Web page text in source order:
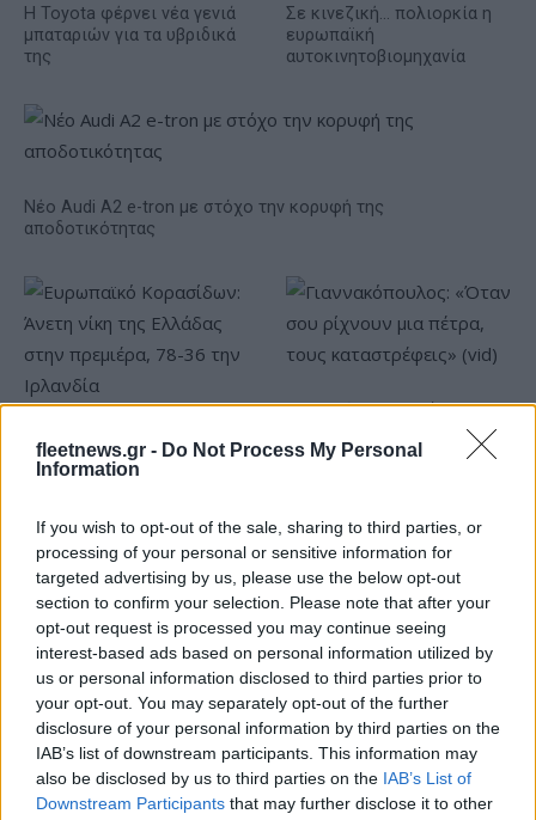
fleetnews.gr - Do Not Process My Personal
Information
If you wish to opt-out of the sale, sharing to third parties, or
processing of your personal or sensitive information for
targeted advertising by us, please use the below opt-out
section to confirm your selection. Please note that after your
opt-out request is processed you may continue seeing
interest-based ads based on personal information utilized by
us or personal information disclosed to third parties prior to
your opt-out. You may separately opt-out of the further
disclosure of your personal information by third parties on the
IAB’s list of downstream participants. This information may
also be disclosed by us to third parties on the IAB’s List of
Downstream Participants that may further disclose it to other
Η Toyota φέρνει νέα γενιά
μπαταριών για τα υβριδικά
της
Σε κινεζική… πολιορκία η
ευρωπαϊκή
αυτοκινητοβιομηχανία
Νέο Audi A2 e-tron με στόχο την κορυφή της
αποδοτικότητας
Ευρωπαϊκό Κορασίδων:
Άνετη νίκη της Ελλάδας
Γιαννακόπουλος: «Όταν σου
ρίχνουν μια πέτρα, τους
καταστρέφεις» (vid)
ΕΛΣΤΑΤ: Στο 3,4% υποχώρησε ο πληθωρισμός τον Ιούλιο